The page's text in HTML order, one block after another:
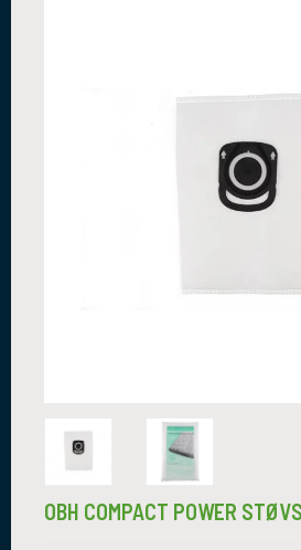
OBH COMPACT POWER